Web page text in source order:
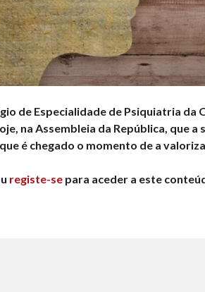
de Especialidade de Psiquiatria da
na Assembleia da República, que
é chegado o momento de a
registe-se para aceder a este